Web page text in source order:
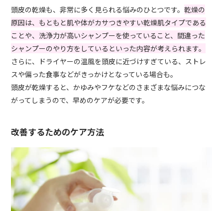
頭皮の乾燥も、非常に多く見られる悩みのひとつです。乾燥の
原因は、もともと肌や体がカサつきやすい乾燥肌タイプである
ことや、洗浄力が高いシャンプーを使っていること、間違った
シャンプーのやり方をしているといった内容が考えられます。
さらに、ドライヤーの温風を頭皮に近づけすぎている、ストレ
スや偏った食事などがきっかけとなっている場合も。
頭皮が乾燥すると、かゆみやフケなどのさまざまな悩みにつな
がってしまうので、早めのケアが必要です。
改善するためのケア方法